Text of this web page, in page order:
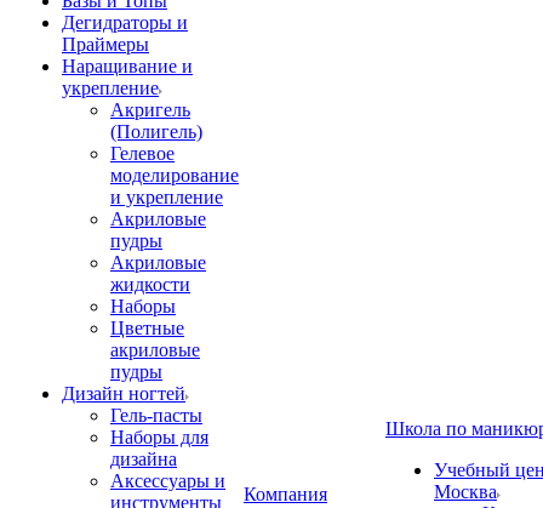
Дегидраторы и
Праймеры
Наращивание и
укрепление
Акригель
(Полигель)
Гелевое
моделирование
и укрепление
Акриловые
пудры
Акриловые
жидкости
Наборы
Цветные
акриловые
пудры
Дизайн ногтей
Гель-пасты
Наборы для
дизайна
Аксессуары и
инструменты
Компания
Школа по
Учебный
Москва